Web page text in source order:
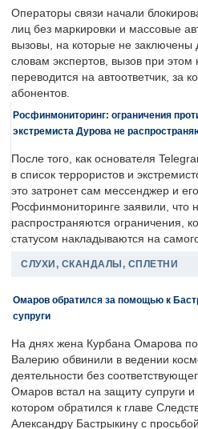
Операторы связи начали
лиц без маркировки и массовые
вызовы, на которые не заключены
словам экспертов, вызов при этом
переводится на автоответчик, за
абонентов.
Росфинмониторинг: ограничения
экстремиста Дурова не
После того, как основателя
в список террористов и
это затронет сам мессенджер и
Росфинмониторинге заявили, что
распространяются ограничения,
статусом накладываются на
СЛУХИ, СКАНДАЛЫ, СПЛЕТНИ
Омаров обратился за помощью к
супруги
На днях жена Курбана Омарова
Валерию обвинили в ведении
деятельности без
Омаров встал на защиту супруги и
котором обратился к главе
Александру Бастрыкину с